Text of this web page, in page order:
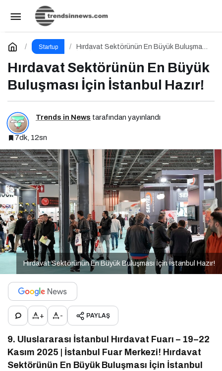
Startup
Hırdavat Sektörünün En Büyük Buluşması
Hırdavat Sektörünün En Büyük
Buluşması İçin İstanbul Hazır!
Trends in News tarafından yayınlandı
7dk, 12sn
Hırdavat Sektörünün En Büyük Buluşması İçin İstanbul Hazır!
+ - PAYLAŞ
9. Uluslararası İstanbul Hırdavat Fuarı – 19–22
Kasım 2025 | İstanbul Fuar Merkezi! Hırdavat
Sektörünün En Büyük Buluşması İçin İstanbul
Anadolu Bilişim Buluşmaları 2026 Danışma
Kurulu Güçlü Kadrosuyla Görevine Başladı
Yorum Yap